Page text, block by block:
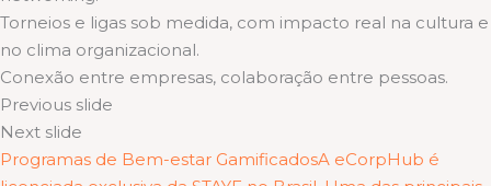
Torneios e ligas sob medida, com impacto real na cultura e
no clima organizacional.
Conexão entre empresas, colaboração entre pessoas.
Previous slide
Next slide
Programas de Bem-estar GamificadosA eCorpHub é